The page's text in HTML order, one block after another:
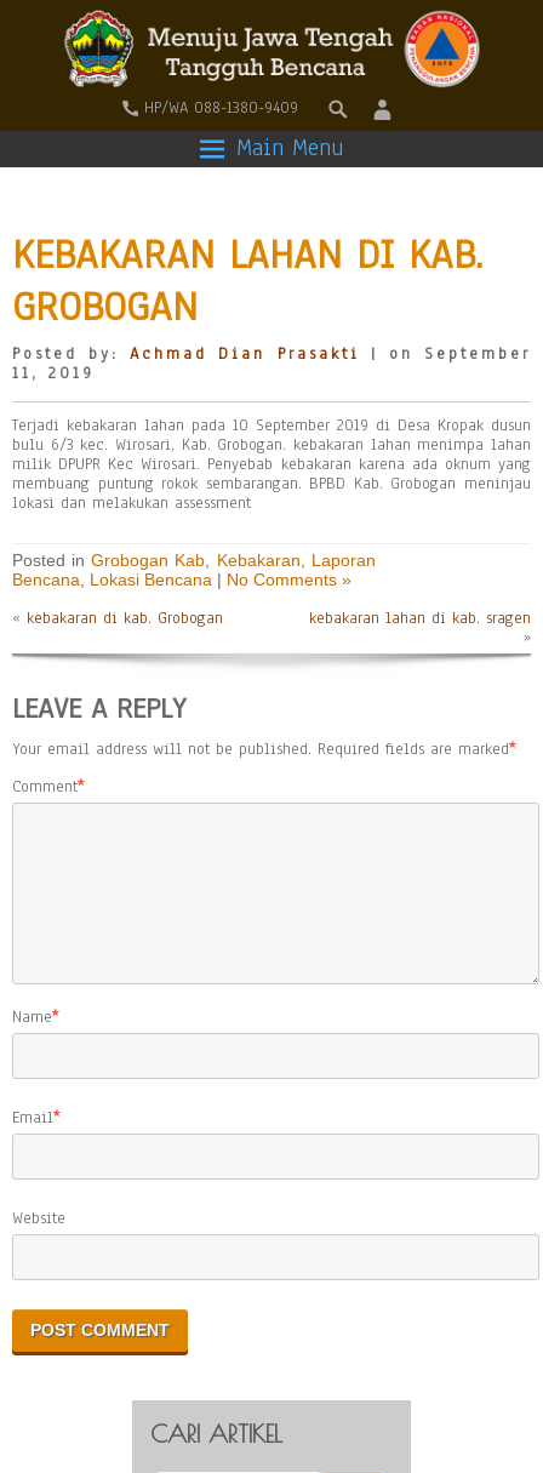
HP/WA 088-1380-9409
Main Menu
KEBAKARAN LAHAN DI KAB.
GROBOGAN
Posted by:Achmad Dian Prasakti
| on September
11, 2019
Terjadi kebakaran lahan pada 10 September 2019 di Desa Kropak dusun
bulu 6/3 kec. Wirosari, Kab. Grobogan. kebakaran lahan menimpa lahan
milik DPUPR Kec Wirosari. Penyebab kebakaran karena ada oknum yang
membuang puntung rokok sembarangan. BPBD Kab. Grobogan meninjau
lokasi dan melakukan assessment
Posted inGrobogan Kab Kebakaran
Laporan
Bencana
Lokasi Bencana | No Comments »
« kebakaran di kab. Grobogan
kebakaran lahan di kab. sragen
»
LEAVE A REPLY
Your email address will not be published. Required fields are marked*
Comment*
Name*
Email*
Website
CARI ARTIKEL